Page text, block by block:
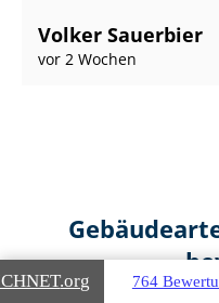
Volker Sauerbier
vor 2 Wochen
.org 764